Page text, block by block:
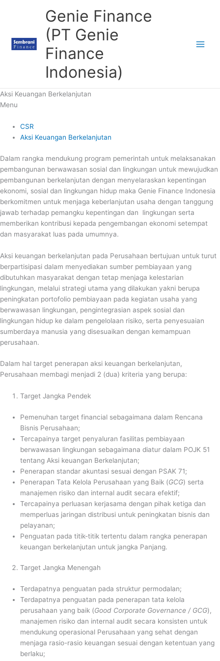
Genie Finance
(PT Genie
Finance
Indonesia)
Aksi Keuangan Berkelanjutan
Menu
CSR
Aksi Keuangan Berkelanjutan
Dalam rangka mendukung program pemerintah untuk melaksanakan
pembangunan berwawasan sosial dan lingkungan untuk mewujudkan
pembangunan berkelanjutan dengan menyelaraskan kepentingan
ekonomi, sosial dan lingkungan hidup maka Genie Finance Indonesia
berkomitmen untuk menjaga keberlanjutan usaha dengan tanggung
jawab terhadap pemangku kepentingan dan lingkungan serta
memberikan kontribusi kepada pengembangan ekonomi setempat
dan masyarakat luas pada umumnya.
Aksi keuangan berkelanjutan pada Perusahaan bertujuan untuk turut
berpartisipasi dalam menyediakan sumber pembiayaan yang
dibutuhkan masyarakat dengan tetap menjaga kelestarian
lingkungan, melalui strategi utama yang dilakukan yakni berupa
peningkatan portofolio pembiayaan pada kegiatan usaha yang
berwawasan lingkungan, pengintegrasian aspek sosial dan
lingkungan hidup ke dalam pengelolaan risiko, serta penyesuaian
sumberdaya manusia yang disesuaikan dengan kemampuan
perusahaan.
Dalam hal target penerapan aksi keuangan berkelanjutan,
Perusahaan membagi menjadi 2 (dua) kriteria yang berupa:
Target Jangka Pendek
Pemenuhan target financial sebagaimana dalam Rencana
Bisnis Perusahaan;
Tercapainya target penyaluran fasilitas pembiayaan
berwawasan lingkungan sebagaimana diatur dalam POJK 51
tentang Aksi keuangan Berkelanjutan;
Penerapan standar akuntasi sesuai dengan PSAK 71;
Penerapan Tata Kelola Perusahaan yang Baik (GCG) serta
manajemen risiko dan internal audit secara efektif;
Tercapainya perluasan kerjasama dengan pihak ketiga dan
memperluas jaringan distribusi untuk peningkatan bisnis dan
pelayanan;
Penguatan pada titik-titik tertentu dalam rangka penerapan
keuangan berkelanjutan untuk jangka Panjang.
Target Jangka Menengah
Terdapatnya penguatan pada struktur permodalan;
Terdapatnya penguatan pada penerapan tata kelola
perusahaan yang baik (Good Corporate Governance / GCG),
manajemen risiko dan internal audit secara konsisten untuk
mendukung operasional Perusahaan yang sehat dengan
menjaga rasio-rasio keuangan sesuai dengan ketentuan yang
berlaku;